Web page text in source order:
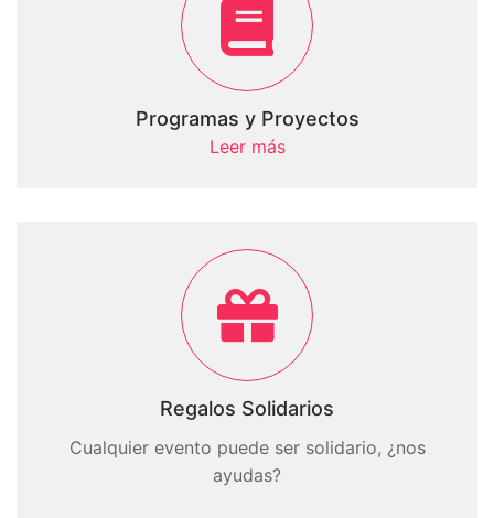
Programas y Proyectos
Leer más
Regalos Solidarios
Cualquier evento puede ser solidario, ¿nos
ayudas?